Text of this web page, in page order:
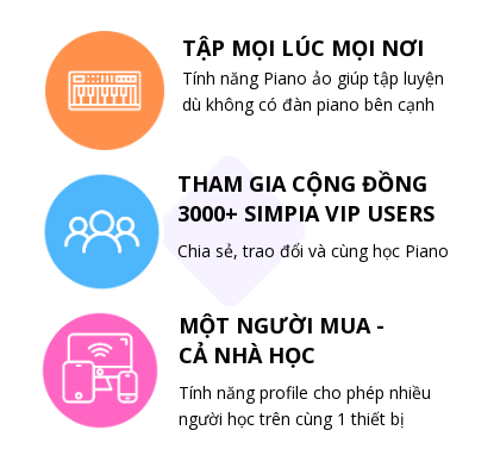
Chia sẻ, trao đổi và cùng học Piano
THAM GIA CỘNG ĐỒNG
3000+ SIMPIA VIP USERS
Tính năng profile cho phép nhiều
người học trên cùng 1 thiết bị
MỘT NGƯỜI MUA -
CẢ NHÀ HỌC
Tính năng Piano ảo giúp tập luyện
dù không có đàn piano bên cạnh
TẬP MỌI LÚC MỌI NƠI